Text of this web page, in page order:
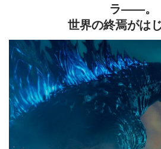
ラ――。
世界の終焉がはじ